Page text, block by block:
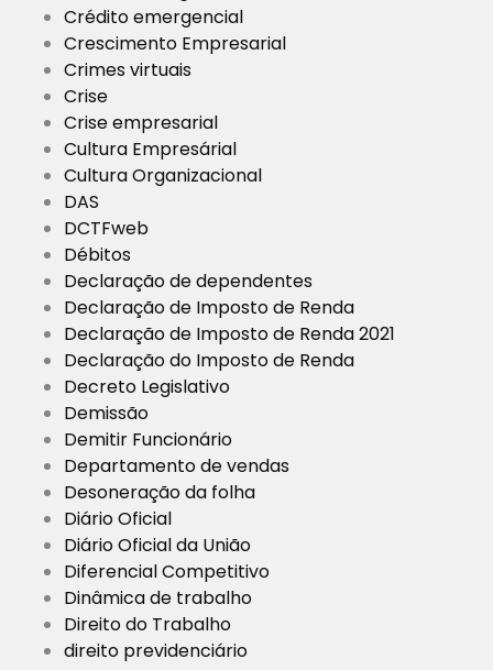
Crédito emergencial
Crescimento Empresarial
Crimes virtuais
Crise
Crise empresarial
Cultura Empresárial
Cultura Organizacional
DAS
DCTFweb
Débitos
Declaração de dependentes
Declaração de Imposto de Renda
Declaração de Imposto de Renda 2021
Declaração do Imposto de Renda
Decreto Legislativo
Demissão
Demitir Funcionário
Departamento de vendas
Desoneração da folha
Diário Oficial
Diário Oficial da União
Diferencial Competitivo
Dinâmica de trabalho
Direito do Trabalho
direito previdenciário